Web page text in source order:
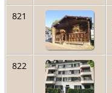
821
822